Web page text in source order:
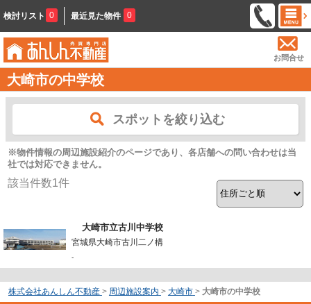
検討リスト 0 最近見た物件 0
お問合せ
大崎市の中学校
スポットを絞り込む
※物件情報の周辺施設紹介のページであり、各店舗への問い合わせは当
社では対応できません。
該当件数1件
大崎市立古川中学校
宮城県大崎市古川二ノ構
-
株式会社あんしん不動産 > 周辺施設案内 > 大崎市 > 大崎市の中学校